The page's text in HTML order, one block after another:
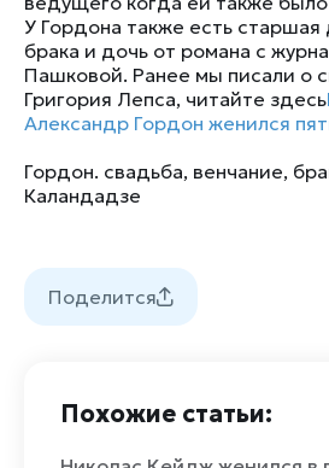
У Гордона также есть старшая
брака и дочь от романа с
Пашковой. Ранее мы писали о
Григория Лепса, читайте здесь
Александр Гордон женился
Гордон. свадьба, венчание,
Каландадзе
Поделится
Похожие статьи: